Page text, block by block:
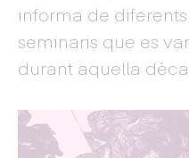
informa de
seminaris que es
durant aquella